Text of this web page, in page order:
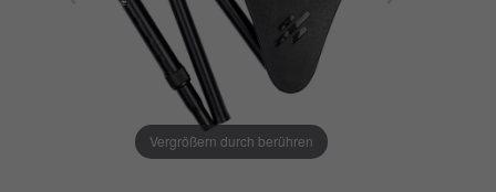
Vergrößern durch berühren